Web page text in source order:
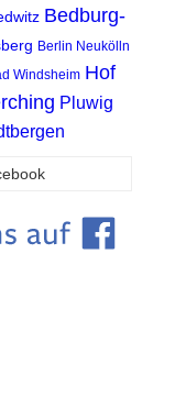
Bedburg-
Berlin Neukölln
Windsheim Hof
Pluwig